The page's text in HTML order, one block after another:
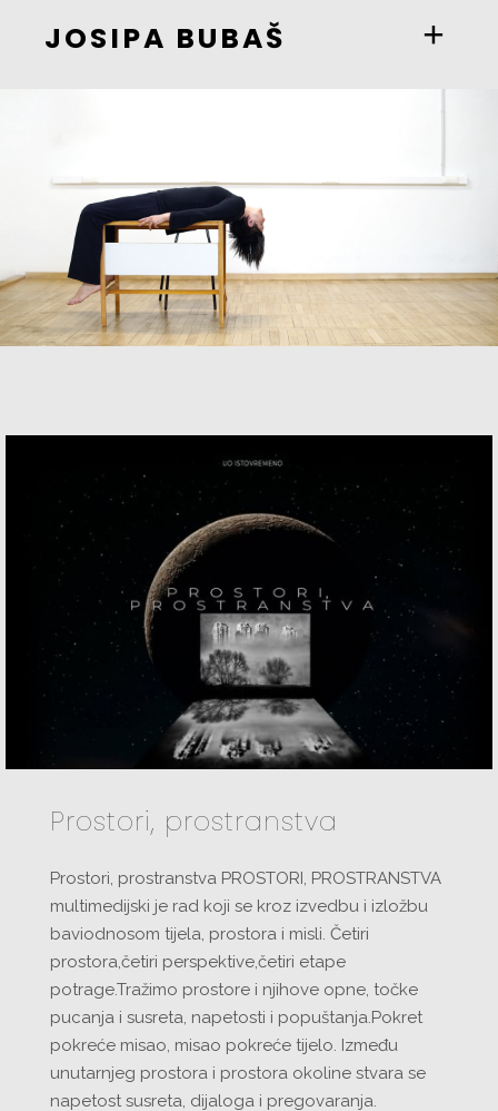
JOSIPA BUBAŠ
Prostori, prostranstva
Prostori, prostranstva PROSTORI, PROSTRANSTVA
multimedijski je rad koji se kroz izvedbu i izložbu
baviodnosom tijela, prostora i misli. Četiri
prostora,četiri perspektive,četiri etape
potrage.Tražimo prostore i njihove opne, točke
pucanja i susreta, napetosti i popuštanja.Pokret
pokreće misao, misao pokreće tijelo. Između
unutarnjeg prostora i prostora okoline stvara se
napetost susreta, dijaloga i pregovaranja.